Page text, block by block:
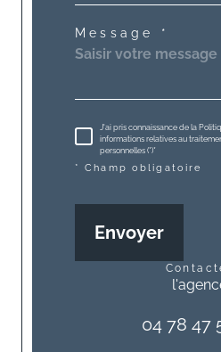
Message *
J'ai pris connaissance de la
informations relatives au
personnelles (*)*
* Champ obligatoire
Envoyer
04 78 47